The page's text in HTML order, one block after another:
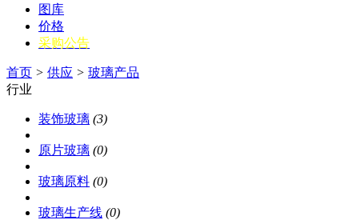
图库
价格
采购公告
首页 > 供应 > 玻璃产品
行业
装饰玻璃 (3)
原片玻璃 (0)
玻璃原料 (0)
玻璃生产线 (0)